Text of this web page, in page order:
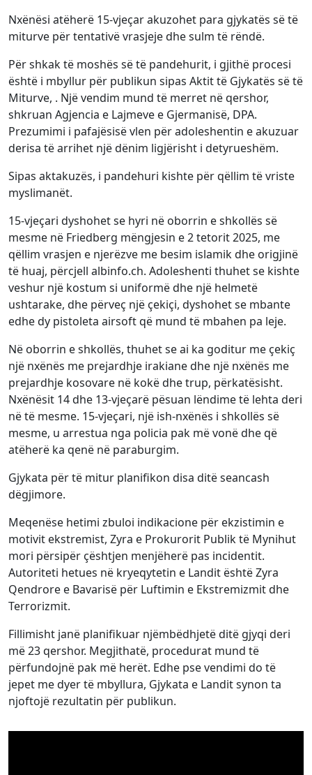
Nxënësi atëherë 15-vjeçar akuzohet para gjykatës së të
miturve për tentativë vrasjeje dhe sulm të rëndë.
Për shkak të moshës së të pandehurit, i gjithë procesi
është i mbyllur për publikun sipas Aktit të Gjykatës së të
Miturve, . Një vendim mund të merret në qershor,
shkruan Agjencia e Lajmeve e Gjermanisë, DPA.
Prezumimi i pafajësisë vlen për adoleshentin e akuzuar
derisa të arrihet një dënim ligjërisht i detyrueshëm.
Sipas aktakuzës, i pandehuri kishte për qëllim të vriste
myslimanët.
15-vjeçari dyshohet se hyri në oborrin e shkollës së
mesme në Friedberg mëngjesin e 2 tetorit 2025, me
qëllim vrasjen e njerëzve me besim islamik dhe origjinë
të huaj, përcjell albinfo.ch. Adoleshenti thuhet se kishte
veshur një kostum si uniformë dhe një helmetë
ushtarake, dhe përveç një çekiçi, dyshohet se mbante
edhe dy pistoleta airsoft që mund të mbahen pa leje.
Në oborrin e shkollës, thuhet se ai ka goditur me çekiç
një nxënës me prejardhje irakiane dhe një nxënës me
prejardhje kosovare në kokë dhe trup, përkatësisht.
Nxënësit 14 dhe 13-vjeçarë pësuan lëndime të lehta deri
në të mesme. 15-vjeçari, një ish-nxënës i shkollës së
mesme, u arrestua nga policia pak më vonë dhe që
atëherë ka qenë në paraburgim.
Gjykata për të mitur planifikon disa ditë seancash
dëgjimore.
Meqenëse hetimi zbuloi indikacione për ekzistimin e
motivit ekstremist, Zyra e Prokurorit Publik të Mynihut
mori përsipër çështjen menjëherë pas incidentit.
Autoriteti hetues në kryeqytetin e Landit është Zyra
Qendrore e Bavarisë për Luftimin e Ekstremizmit dhe
Terrorizmit.
Fillimisht janë planifikuar njëmbëdhjetë ditë gjyqi deri
më 23 qershor. Megjithatë, procedurat mund të
përfundojnë pak më herët. Edhe pse vendimi do të
jepet me dyer të mbyllura, Gjykata e Landit synon ta
njoftojë rezultatin për publikun.